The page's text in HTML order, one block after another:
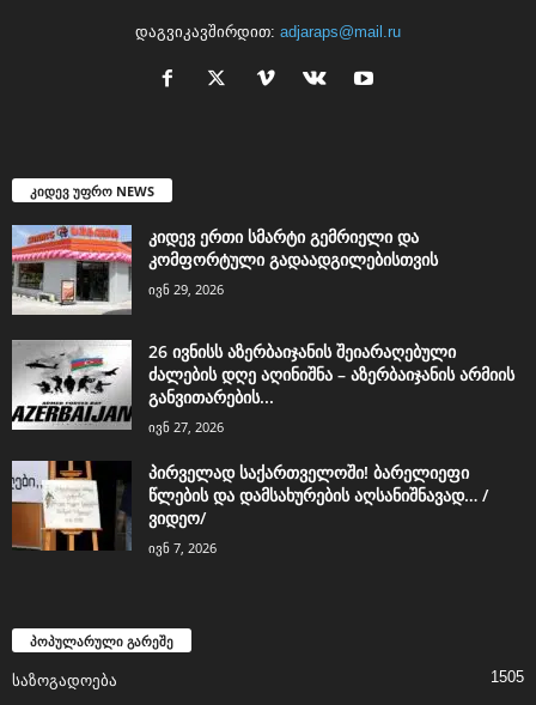
დაგვიკავშირდით: adjaraps@mail.ru
კიდევ უფრო NEWS
კიდევ ერთი სმარტი გემრიელი და
კომფორტული გადაადგილებისთვის
ივნ 29, 2026
26 ივნისს აზერბაიჯანის შეიარაღებული
ძალების დღე აღინიშნა – აზერბაიჯანის არმიის
განვითარების...
ივნ 27, 2026
პირველად საქართველოში! ბარელიეფი
წლების და დამსახურების აღსანიშნავად… /
ვიდეო/
ივნ 7, 2026
პოპულარული გარეშე
საზოგადოება
1505